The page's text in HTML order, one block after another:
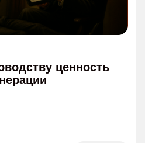
ценность
Статьи